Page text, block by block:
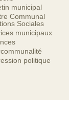
municipal
Communal
Sociales
municipaux
politique